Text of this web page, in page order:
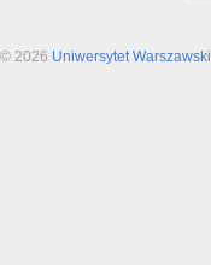
© 2026 Uniwersytet Warszawski